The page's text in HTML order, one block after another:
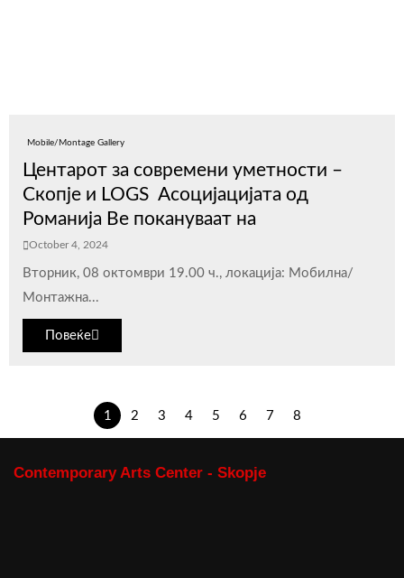
Mobile/Montage Gallery
Центарот за современи уметности –
Скопје и LOGS Асоцијацијата од
Романија Ве покануваат на
October 4, 2024
Вторник, 08 октомври 19.00 ч., локација: Мобилна/
Монтажна...
Повеќе
1 2 3 4 5 6 7 8
Contemporary Arts Center - Skopje